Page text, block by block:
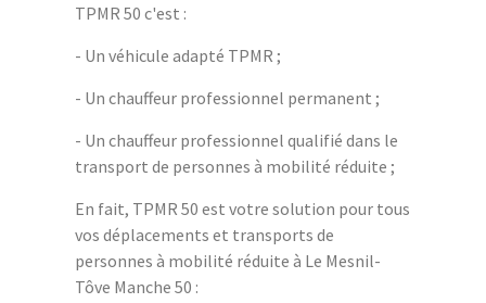
TPMR 50 c'est :
- Un véhicule adapté TPMR ;
- Un chauffeur professionnel permanent ;
- Un chauffeur professionnel qualifié dans le
transport de personnes à mobilité réduite ;
En fait, TPMR 50 est votre solution pour tous
vos déplacements et transports de
personnes à mobilité réduite à Le Mesnil-
Tôve Manche 50 :